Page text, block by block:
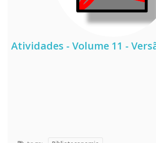
Atividades - Volume 11 -